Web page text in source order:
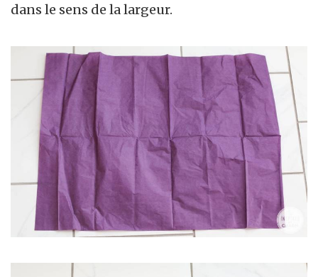
dans le sens de la largeur.